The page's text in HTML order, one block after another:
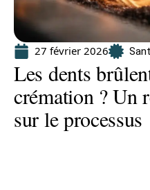
27 février 2026
Les dents
crémation ? Un
sur le processus